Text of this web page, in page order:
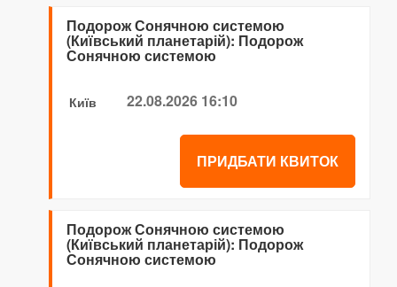
Подорож Сонячною системою
(Київський планетарій): Подорож
Сонячною системою
Київ 22.08.2026 16:10
ПРИДБАТИ КВИТОК
Подорож Сонячною системою
(Київський планетарій): Подорож
Сонячною системою